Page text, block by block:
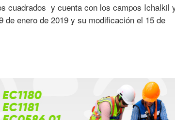
cuadrados y cuenta con los campos Ichalkil
enero de 2019 y su modificación el 15 de